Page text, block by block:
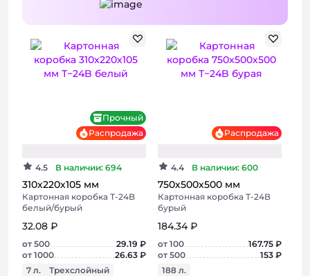
+ 2 фото + 2 фото
Прочный
Распродажа
4.5 В наличии: 694
310х220х105 мм
Картонная коробка Т-24B
белый/бурый
32.08 ₽
от 500
29.19 ₽
от 1000
26.63 ₽
7 л.
Трехслойный
Распродажа
4.4 В наличии: 600
750х500х500 мм
Картонная коробка Т-24В
бурый
184.34 ₽
от 100
167.75 ₽
от 500
153 ₽
188 л.